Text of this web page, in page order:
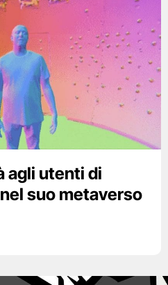
agli utenti di
suo metaverso